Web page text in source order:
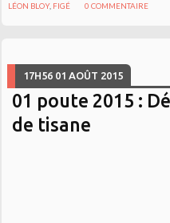
LÉON BLOY, FIGÉ 0 COMMENTAIRE
17H56 01 AOÛT 2015
01 poute 2015 :
de tisane